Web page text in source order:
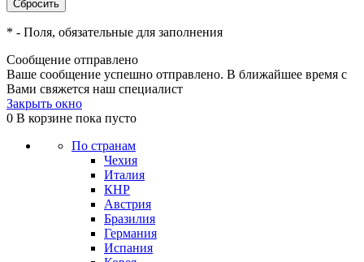
* - Поля, обязательные для заполнения
Сообщение отправлено
Ваше сообщение успешно отправлено. В ближайшее время с
Вами свяжется наш специалист
Закрыть окно
0 В корзине пока пусто
По странам
Чехия
Италия
КНР
Австрия
Бразилия
Германия
Испания